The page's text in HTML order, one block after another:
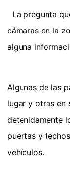
La pregunta
cámaras en la
alguna
Algunas de las
lugar y otras en
detenidamente
puertas y
vehículos.